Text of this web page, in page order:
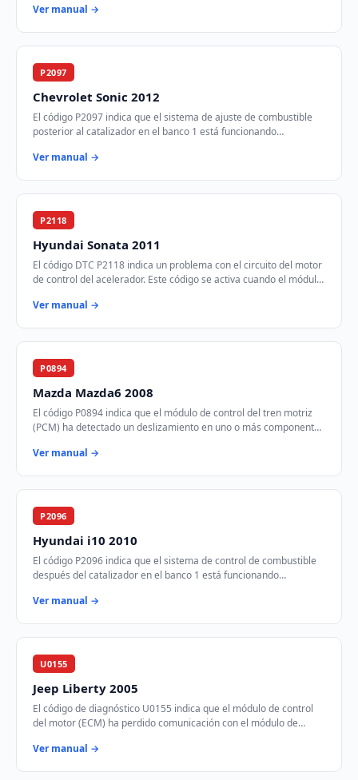
Ver manual →
P2097
Chevrolet Sonic 2012
El código P2097 indica que el sistema de ajuste de combustible
posterior al catalizador en el banco 1 está funcionando
Ver manual →
P2118
Hyundai Sonata 2011
El código DTC P2118 indica un problema con el circuito del motor
de control del acelerador. Este código se activa cuando el módulo
Ver manual →
P0894
Mazda Mazda6 2008
El código P0894 indica que el módulo de control del tren motriz
(PCM) ha detectado un deslizamiento en uno o más componentes
Ver manual →
P2096
Hyundai i10 2010
El código P2096 indica que el sistema de control de combustible
después del catalizador en el banco 1 está funcionando
Ver manual →
U0155
Jeep Liberty 2005
El código de diagnóstico U0155 indica que el módulo de control
del motor (ECM) ha perdido comunicación con el módulo de
Ver manual →